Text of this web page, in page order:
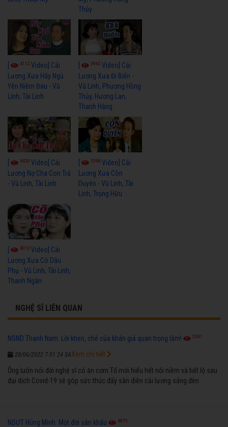
Thủy
4112 Video] Cải
Lương Xưa Hãy Ngủ
Yên Niềm Đau - Vũ
Linh, Tài Linh
3962Video] Cải
Lương Xưa Đi Biển -
Vũ Linh, Phương Hồng
Thủy, Hương Lan,
Thanh Hằng
4430 Video] Cải
Lương Nợ Cha Con Trả
- Vũ Linh, Tài Linh
3598Video] Cải
Lương Xưa Còn
Duyên - Vũ Linh, Tài
Linh, Trọng Hữu
[ 4012 Video] Cải
Lương Xưa Cô Dâu
Phụ - Vũ Linh, Tài Linh,
Thanh Ngân
NGHỆ SĨ LIÊN QUAN
NSND Thanh Nam: Lời khen, chê của khán giả quan trọng lắm! 3591
28/06/2022 7:01:24 SA
Ông luôn nói đời nghệ sĩ có ăn cơm Tổ mới hiểu hết nỗi niềm và tiết lộ sau
đại dịch Covid-19 sẽ góp sức thúc đẩy sàn diễn cải lương sáng đèn
Xem chi tiết
NSƯT Hùng Minh: Một đời sân khấu 4875